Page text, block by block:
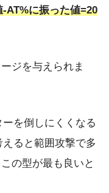
AT%に振った値=20
ジを与えられま
を倒しにくくなる
ると範囲攻撃で多
の型が最も良いと